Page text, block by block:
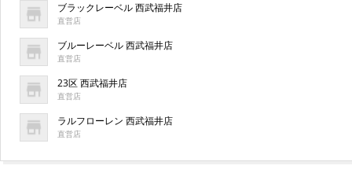
ブラックレーベル 西武福井店
直営店
ブルーレーベル 西武福井店
直営店
23区 西武福井店
直営店
ラルフローレン 西武福井店
直営店